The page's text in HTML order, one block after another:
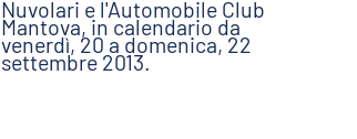
Nuvolari e l'Automobile Club
Mantova, in calendario da
venerdì, 20 a domenica, 22
settembre 2013.